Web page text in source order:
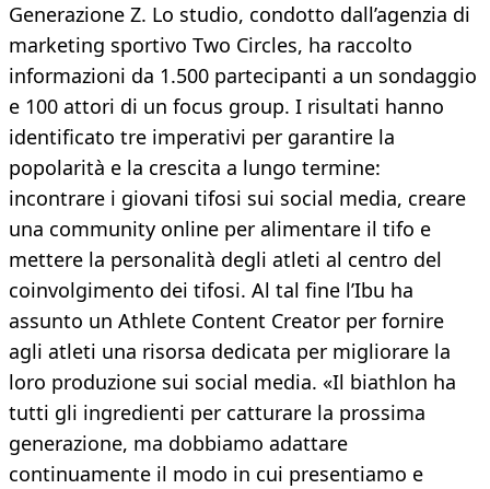
Generazione Z. Lo studio, condotto dall’agenzia di
marketing sportivo Two Circles, ha raccolto
informazioni da 1.500 partecipanti a un sondaggio
e 100 attori di un focus group. I risultati hanno
identificato tre imperativi per garantire la
popolarità e la crescita a lungo termine:
incontrare i giovani tifosi sui social media, creare
una community online per alimentare il tifo e
mettere la personalità degli atleti al centro del
coinvolgimento dei tifosi. Al tal fine l’Ibu ha
assunto un Athlete Content Creator per fornire
agli atleti una risorsa dedicata per migliorare la
loro produzione sui social media. «Il biathlon ha
tutti gli ingredienti per catturare la prossima
generazione, ma dobbiamo adattare
continuamente il modo in cui presentiamo e